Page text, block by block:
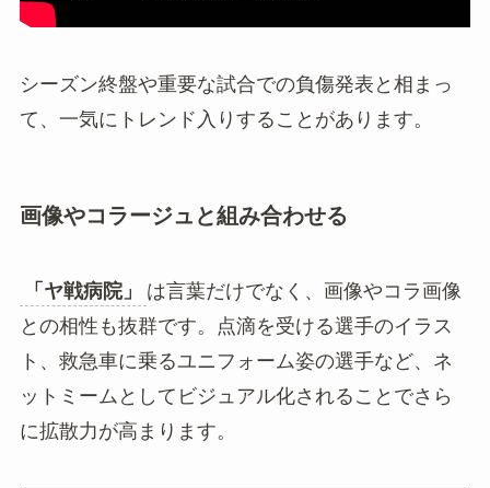
シーズン終盤や重要な試合での負傷発表と相まっ
て、一気にトレンド入りすることがあります。
画像やコラージュと組み合わせる
「ヤ戦病院」
は言葉だけでなく、画像やコラ画像
との相性も抜群です。点滴を受ける選手のイラス
ト、救急車に乗るユニフォーム姿の選手など、ネ
ットミームとしてビジュアル化されることでさら
に拡散力が高まります。